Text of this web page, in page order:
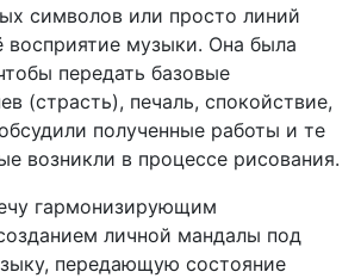
символов или просто линий
восприятие музыки. Она была
передать базовые
(страсть), печаль, спокойствие,
полученные работы и те
возникли в процессе рисования.
гармонизирующим
личной мандалы под
передающую состояние